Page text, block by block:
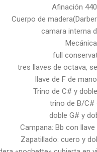
Afinación
Cuerpo de
camara interna
full
tres llaves de octava,
llave de F de
Trino de C# y
trino de B/C#
doble G# y
Campana: Bb con
Zapatillado: cuero y